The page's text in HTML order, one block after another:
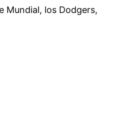
Mundial, los Dodgers,